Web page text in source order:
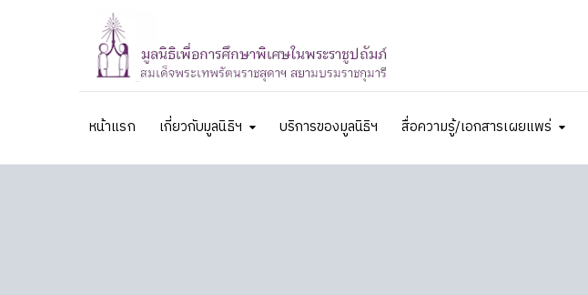
หน้าแรก เกี่ยวกับมูลนิธิฯ บริการของมูลนิธิฯ สื่อความรู้/เอกสารเผยแพร่